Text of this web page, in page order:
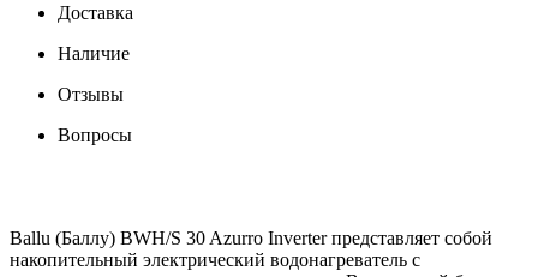
Доставка
Наличие
Отзывы
Вопросы
Ballu (Баллу) BWH/S 30 Azurro Inverter представляет собой
накопительный электрический водонагреватель с